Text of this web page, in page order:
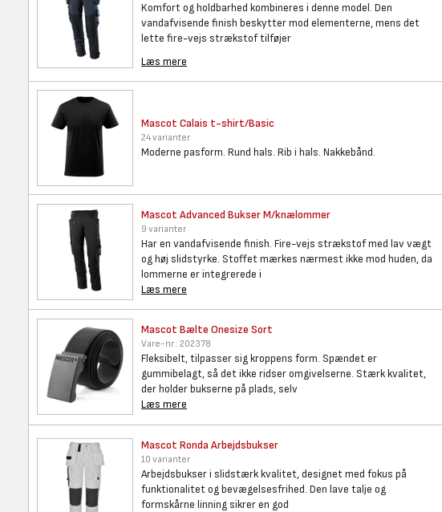
Komfort og holdbarhed kombineres i denne model. Den
vandafvisende finish beskytter mod elementerne, mens det
lette fire-vejs strækstof tilføjer
Læs mere
Mascot Calais t-shirt/Basic
24 varianter
Moderne pasform. Rund hals. Rib i hals. Nakkebånd.
Mascot Advanced BukserM/knælommer
9 varianter
Har en vandafvisende finish. Fire-vejs strækstof med lav vægt
og høj slidstyrke. Stoffet mærkes nærmest ikke mod huden, da
lommerne er integrerede i
Læs mere
Mascot Bælte Onesize Sort
Vare-nr.: 202378
Fleksibelt, tilpasser sig kroppens form. Spændet er
gummibelagt, så det ikke ridser omgivelserne. Stærk kvalitet,
der holder bukserne på plads, selv
Læs mere
Mascot Ronda Arbejdsbukser
10 varianter
Arbejdsbukser i slidstærk kvalitet, designet med fokus på
funktionalitet og bevægelsesfrihed. Den lave talje og
formskårne linning sikrer en god